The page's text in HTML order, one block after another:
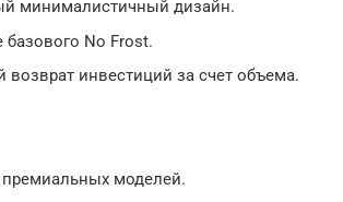
минималистичный дизайн.
базового No Frost.
возврат инвестиций за счет объема.
моделей.